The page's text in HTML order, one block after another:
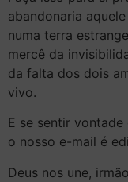
abandonaria
numa terra
mercê da
da falta dos dois
vivo.
E se sentir
o nosso e-mail é
Deus nos une,